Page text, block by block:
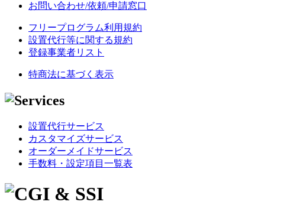
お問い合わせ/依頼/申請窓口
フリープログラム利用規約
設置代行等に関する規約
登録事業者リスト
特商法に基づく表示
設置代行サービス
カスタマイズサービス
オーダーメイドサービス
手数料・設定項目一覧表